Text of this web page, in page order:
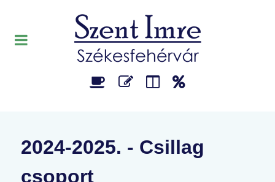
2024-2025. - Csillag
csoport